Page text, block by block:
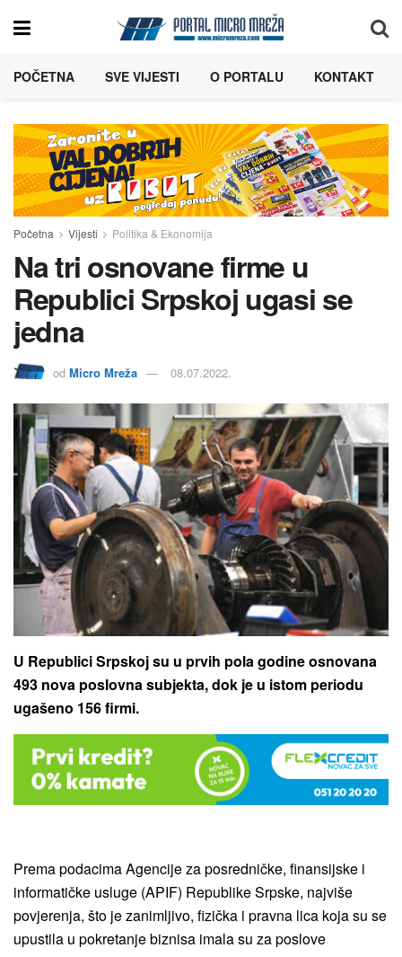
POČETNA SVE VIJESTI O PORTALU KONTAKT
Početna Vijesti Politika & Ekonomija
Na tri osnovane firme u
Republici Srpskoj ugasi se
jedna
od Micro Mreža 08.07.2022.
U Republici Srpskoj su u prvih pola godine osnovana
493 nova poslovna subjekta, dok je u istom periodu
ugašeno 156 firmi.
Prema podacima Agencije za posredničke, finansijske i
informatičke usluge (APIF) Republike Srpske, najviše
povjerenja, što je zanimljivo, fizička i pravna lica koja su se
upustila u pokretanje biznisa imala su za poslove